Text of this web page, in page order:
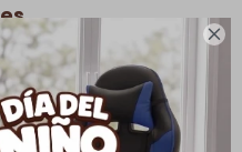

un plazo de 5 días para